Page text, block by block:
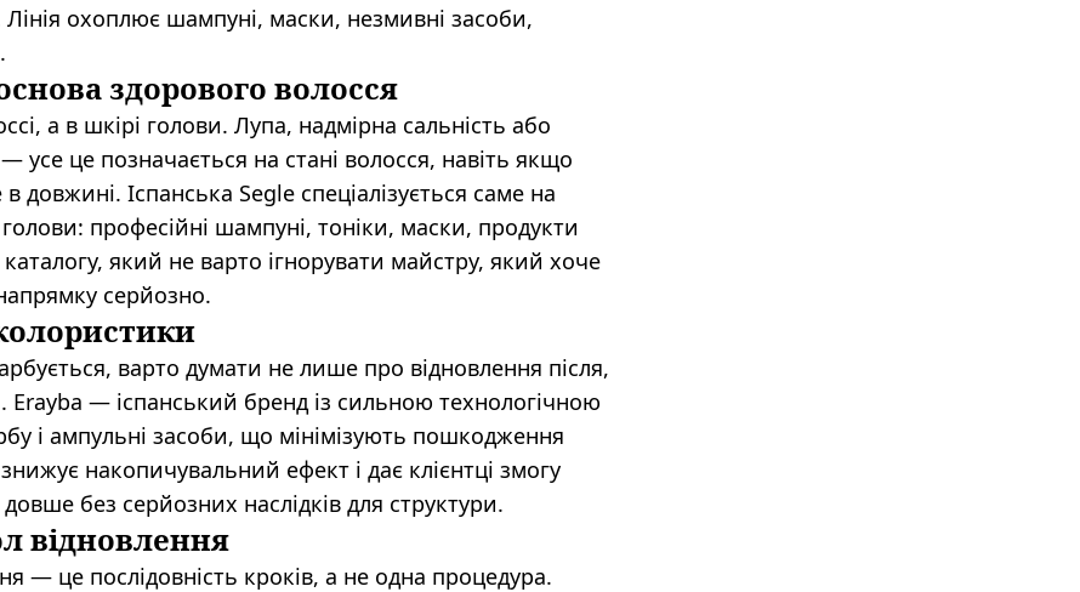
охоплює шампуні, маски, незмивні засоби,
здорового волосся
а в шкірі голови. Лупа, надмірна сальність або
усе це позначається на стані волосся, навіть якщо
Іспанська Segle спеціалізується саме на
професійні шампуні, тоніки, маски, продукти
який не варто ігнорувати майстру, який хоче
серйозно.
варто думати не лише про відновлення після,
Erayba — іспанський бренд із сильною технологічною
і ампульні засоби, що мінімізують пошкодження
накопичувальний ефект і дає клієнтці змогу
без серйозних наслідків для структури.
відновлення
— це послідовність кроків, а не одна процедура.